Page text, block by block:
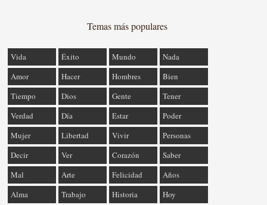
Temas más populares
Vida Éxito Mundo
Nada
Amor
Hacer Hombres
Bien
Tiempo
Dios Gente
Tener
Verdad
Día Estar
Poder
Mujer
Libertad Vivir
Personas
Decir
Ver Corazón
Saber
Mal
Arte Felicidad
Años
Alma
Trabajo Historia Hoy